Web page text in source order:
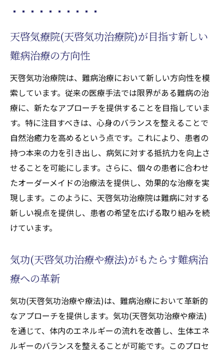
ポジティブな効果
新時代の難病治療法としての気功天啓気療
天啓気功治療がもたらす心身の癒しと再生
心の平穏をもたらす天啓気療(天啓気功療法)
の力
身体の再生を促進する気功天啓気療(天啓気
功療法)の効果
癒しのプロセスにおける天啓気療(天啓気功
療法)の役割
天啓気療(天啓気功療法)で心と体が癒される
理由
再生する力を引き出す天啓気療(天啓気功療
天啓気療(天啓気功療法)が提供する心身の回
復力
天啓気療(天啓気功療法)で現代医学を超える難
病治療への道筋を探る
現代医学と気功天啓気療(天啓気功療法)の協
力による新しい治療法
天啓気療院(天啓気功治療院)が目指す新しい
難病治療の方向性
天啓気功治療院は、難病治療において新しい方向性を模
索しています。従来の医療手法では限界がある難病の治
療に、新たなアプローチを提供することを目指していま
す。特に注目すべきは、心身のバランスを整えることで
自然治癒力を高めるという点です。これにより、患者の
持つ本来の力を引き出し、病気に対する抵抗力を向上さ
せることを可能にします。さらに、個々の患者に合わせ
たオーダーメイドの治療法を提供し、効果的な治療を実
現します。このように、天啓気功治療院は難病に対する
新しい視点を提供し、患者の希望を広げる取り組みを続
けています。
気功(天啓気功治療や療法)がもたらす難病治
療への革新
気功(天啓気功治療や療法)は、難病治療において革新的
なアプローチを提供します。気功(天啓気功治療や療法)
を通じて、体内のエネルギーの流れを改善し、生体エネ
ルギーのバランスを整えることが可能です。このプロセ